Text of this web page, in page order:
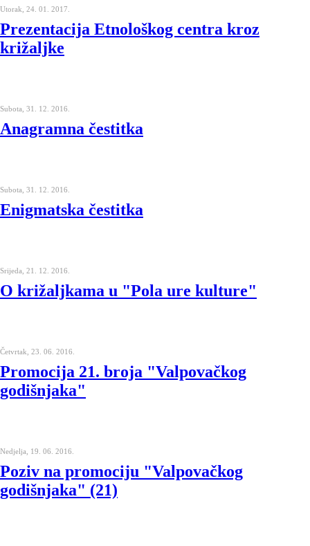
Utorak, 24. 01. 2017.
Prezentacija Etnološkog centra kroz
križaljke
Subota, 31. 12. 2016.
Anagramna čestitka
Subota, 31. 12. 2016.
Enigmatska čestitka
Srijeda, 21. 12. 2016.
O križaljkama u "Pola ure kulture"
Četvrtak, 23. 06. 2016.
Promocija 21. broja "Valpovačkog
godišnjaka"
Nedjelja, 19. 06. 2016.
Poziv na promociju "Valpovačkog
godišnjaka" (21)